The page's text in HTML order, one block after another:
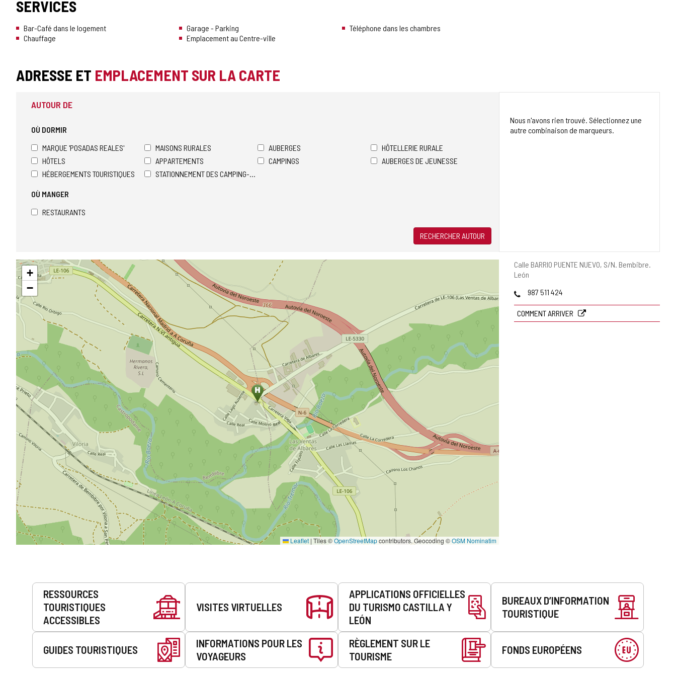
CONFIANCE
SERVICES
Bar-Café dans le logement
Chauffage
Garage - Parking
Emplacement au Centre-ville
Téléphone dans les chambres
ADRESSE ET EMPLACEMENT SUR LA CARTE
Adresse
postale
Calle BARRIO PUENTE NUEVO, S/N. Bembibre.
León
Téléphones
987 511 424
COMMENT ARRIVER
AUTOUR DE
OÙ DORMIR
MARQUE 'POSADAS REALES'
MAISONS RURALES AUBERGES
HÔTELLERIE RURALE
HÔTELS
APPARTEMENTS CAMPINGS
AUBERGES DE JEUNESSE
HÉBERGEMENTS TOURISTIQUES
STATIONNEMENT DES CAMPING-CARS
OÙ MANGER
RESTAURANTS
RECHERCHER AUTOUR
Nous n'avons rien trouvé. Sélectionnez une
autre combinaison de marqueurs.
Sauter
la
carte
+
−
Leaflet | Tiles ©OpenStreetMapcontributors. Geocoding ©OSM Nominatim
Prestations
RESSOURCES
TOURISTIQUES
ACCESSIBLES
VISITES VIRTUELLES
APPLICATIONS OFFICIELLES
DU TURISMO CASTILLA Y
LEÓN
BUREAUX D’INFORMATION
TOURISTIQUE
GUIDES TOURISTIQUES
INFORMATIONS POUR LES
VOYAGEURS
RÈGLEMENT SUR LE
TOURISME
FONDS EUROPÉENS